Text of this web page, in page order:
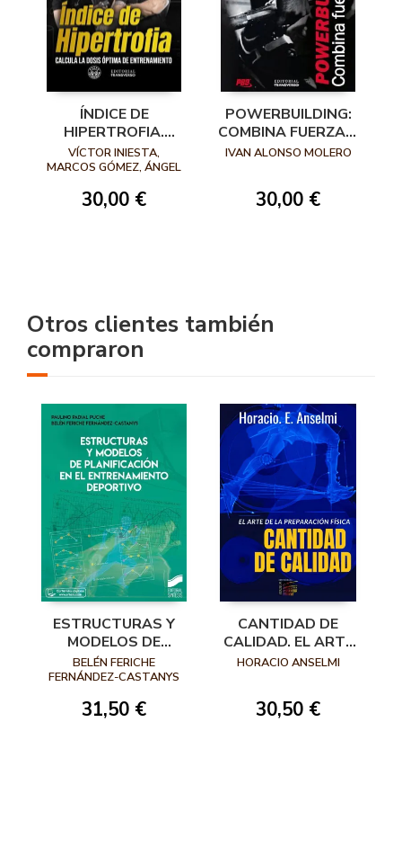
ÍNDICE DE
HIPERTROFIA.
CALCULA LA DOSIS
ÓPTIMA DE
VÍCTOR INIESTA,
MARCOS GÓMEZ, ÁNGEL
30,00 €
POWERBUILDING:
COMBINA FUERZA Y
ESTETICA
IVAN ALONSO MOLERO
30,00 €
Otros clientes también
compraron
ESTRUCTURAS Y
MODELOS DE
PLANIFICACIÓN EN
EL
DEPORTIVO
BELÉN FERICHE
FERNÁNDEZ-CASTANYS
31,50 €
CANTIDAD DE
CALIDAD. EL ARTE
DE LA
HORACIO ANSELMI
30,50 €